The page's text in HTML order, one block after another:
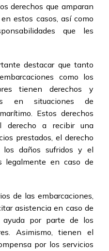
derechos que amparan
estos casos, así como
que les
destacar que tanto
como los
tienen derechos y
en situaciones de
Estos derechos
derecho a recibir una
prestados, el derecho
los daños sufridos y el
legalmente en caso de
de las embarcaciones,
asistencia en caso de
por parte de los
Asimismo, tienen el
por los servicios